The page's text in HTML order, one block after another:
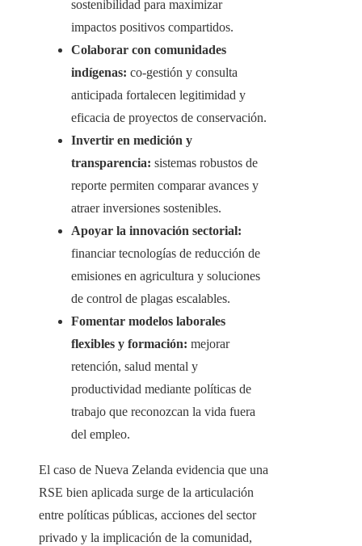
sostenibilidad para maximizar
impactos positivos compartidos.
Colaborar con comunidades
indígenas: co-gestión y consulta
anticipada fortalecen legitimidad y
eficacia de proyectos de conservación.
Invertir en medición y
transparencia: sistemas robustos de
reporte permiten comparar avances y
atraer inversiones sostenibles.
Apoyar la innovación sectorial:
financiar tecnologías de reducción de
emisiones en agricultura y soluciones
de control de plagas escalables.
Fomentar modelos laborales
flexibles y formación: mejorar
retención, salud mental y
productividad mediante políticas de
trabajo que reconozcan la vida fuera
del empleo.
El caso de Nueva Zelanda evidencia que una
RSE bien aplicada surge de la articulación
entre políticas públicas, acciones del sector
privado y la implicación de la comunidad,